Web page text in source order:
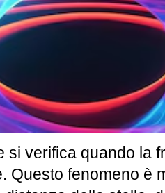
si verifica quando la
Questo fenomeno è